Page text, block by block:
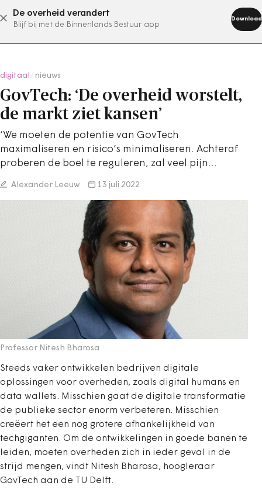
De overheid verandert
Blijf bij met de Binnenlands Bestuur app
Download
abonneer nu
digitaal nieuws
GovTech: ‘De overheid worstelt,
de markt ziet kansen’
‘We moeten de potentie van GovTech
maximaliseren en risico’s minimaliseren. Achteraf
proberen de boel te reguleren, zal veel pijn…
Alexander Leeuw 13 juli 2022
Professor Nitesh Bharosa
Steeds vaker ontwikkelen bedrijven digitale
oplossingen voor overheden, zoals digital humans en
data wallets. Misschien gaat de digitale transformatie
de publieke sector enorm verbeteren. Misschien
creëert het een nog ­grotere afhankelijkheid van
techgiganten. Om de ontwikkelingen in goede banen te
leiden, moeten overheden zich in ieder ­geval in de
strijd mengen, vindt Nitesh Bharosa, hoogleraar
GovTech aan de TU Delft.